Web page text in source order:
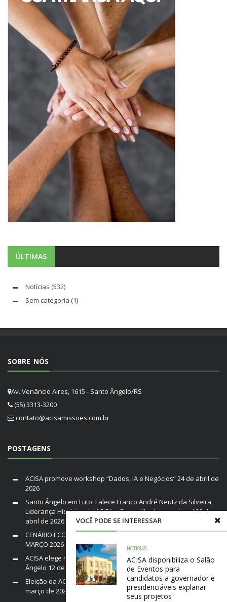
VOCÊ PODE SE INTERESSAR
NOTÍCIAS
ACISA disponibiliza o Salão
de Eventos para
candidatos a governador e
presidenciáveis explanar
seus projetos
ÚLTIMAS
Notícias (532)
Sem categoria (1)
SOBRE NÓS
Av. Venâncio Aires, 1615 - Santo Ângelo/RS
(55) 3313-3200
contato@acisamissoes.com.br
POSTAGENS
ACISA promove workshop “Dados, IA e Negócios”24 de abril de
2026
Santo Ângelo em Luto: Falece Franco André Neutz da Silveira,
Liderança Histórica da ACISA e Fenamilho Internacional20 de
abril de 2026
CENÁRIO ECONÔMICO DO BRASIL E RIO GRANDE DO SUL /
MARÇO 2026
19 de março de 2026
ACISA elege nova diretoria para a gestão 2026–2028 em Santo
Ângelo 12 de março de 2026
Eleição da ACISA Gestão 2026/28 será nesta quarta-feira 10 de
março de 2026